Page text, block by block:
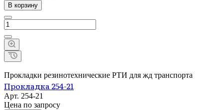
В корзину
Прокладки резинотехнические РТИ для жд транспорта
Прокладка 254-21
Арт. 254-21
Цена по запросу